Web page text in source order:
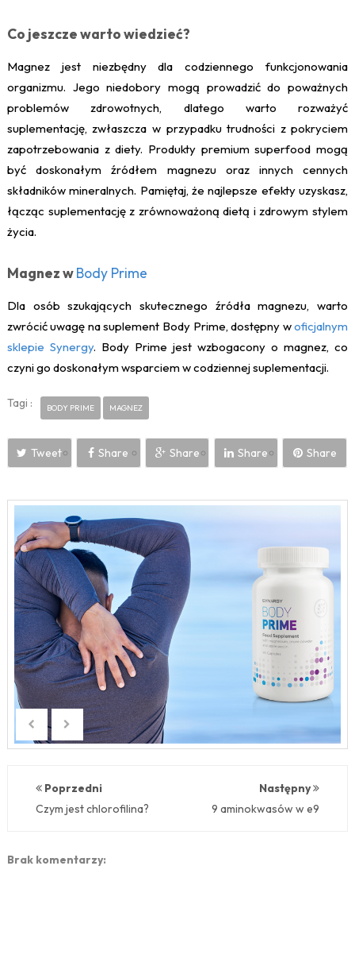
Co jeszcze warto wiedzieć?
Magnez jest niezbędny dla codziennego funkcjonowania
organizmu. Jego niedobory mogą prowadzić do poważnych
problemów zdrowotnych, dlatego warto rozważyć
suplementację, zwłaszcza w przypadku trudności z pokryciem
zapotrzebowania z diety. Produkty premium superfood mogą
być doskonałym źródłem magnezu oraz innych cennych
składników mineralnych. Pamiętaj, że najlepsze efekty uzyskasz,
łącząc suplementację z zrównoważoną dietą i zdrowym stylem
życia.
Magnez wBody Prime
Dla osób szukających skutecznego źródła magnezu, warto
zwrócić uwagę na suplement Body Prime, dostępny woficjalnym
sklepie Synergy. Body Prime jest wzbogacony o magnez, co
czyni go doskonałym wsparciem w codziennej suplementacji.
Tagi : BODY PRIME MAGNEZ
Tweet Share Share Share Share
Następny
9 aminokwasów w e9
Poprzedni
Czym jest chlorofilina?
Brak komentarzy: